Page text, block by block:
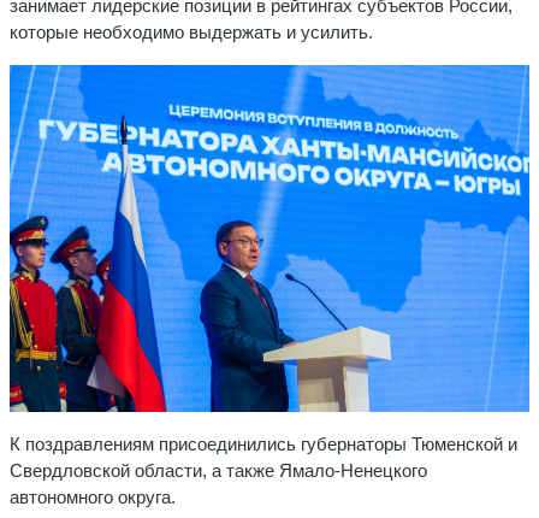
занимает лидерские позиции в рейтингах субъектов России,
которые необходимо выдержать и усилить.
К поздравлениям присоединились губернаторы Тюменской и
Свердловской области, а также Ямало-Ненецкого
автономного округа.